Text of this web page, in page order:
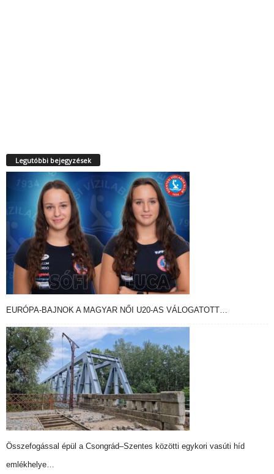
Legutóbbi bejegyzések
EURÓPA-BAJNOK A MAGYAR NŐI U20-AS VÁLOGATOTT…
Összefogással épül a Csongrád–Szentes közötti egykori vasúti híd
emlékhelye…